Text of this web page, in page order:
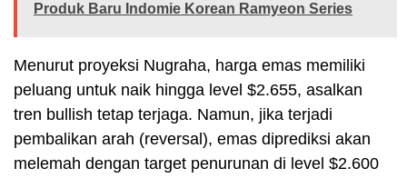
Produk Baru Indomie Korean Ramyeon Series
Menurut proyeksi Nugraha, harga emas memiliki
peluang untuk naik hingga level $2.655, asalkan
tren bullish tetap terjaga. Namun, jika terjadi
pembalikan arah (reversal), emas diprediksi akan
melemah dengan target penurunan di level $2.600